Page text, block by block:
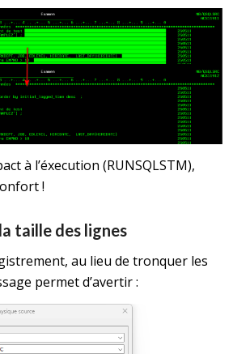
à l’éxecution (RUNSQLSTM),
!
taille des lignes
au lieu de tronquer les
permet d’avertir :